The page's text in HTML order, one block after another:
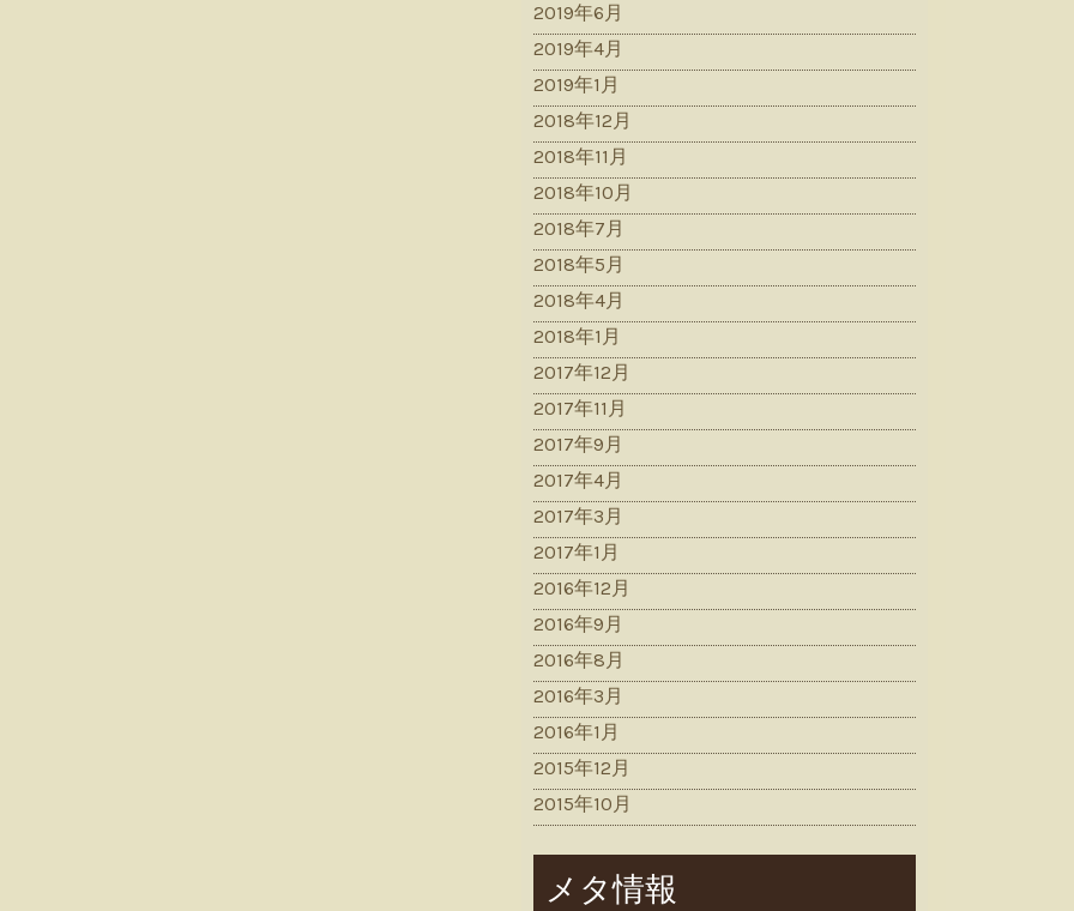
2019年6月
2019年4月
2019年1月
2018年12月
2018年11月
2018年10月
2018年7月
2018年5月
2018年4月
2018年1月
2017年12月
2017年11月
2017年9月
2017年4月
2017年3月
2017年1月
2016年12月
2016年9月
2016年8月
2016年3月
2016年1月
2015年12月
2015年10月
メタ情報